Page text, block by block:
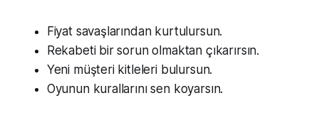
Fiyat savaşlarından kurtulursun.
Rekabeti bir sorun olmaktan çıkarırsın.
Yeni müşteri kitleleri bulursun.
Oyunun kurallarını sen koyarsın.